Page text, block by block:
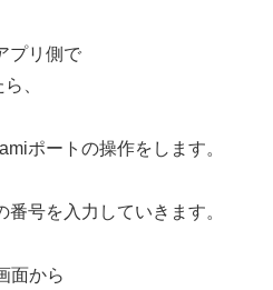
プリ側で
、
ポートの操作をします。
号を入力していきます。
面から